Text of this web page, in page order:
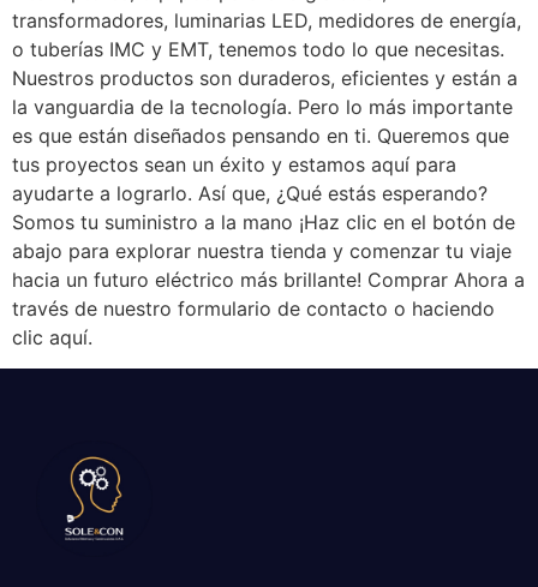
transformadores, luminarias LED, medidores de energía,
o tuberías IMC y EMT, tenemos todo lo que necesitas.
Nuestros productos son duraderos, eficientes y están a
la vanguardia de la tecnología. Pero lo más importante
es que están diseñados pensando en ti. Queremos que
tus proyectos sean un éxito y estamos aquí para
ayudarte a lograrlo. Así que, ¿Qué estás esperando?
Somos tu suministro a la mano ¡Haz clic en el botón de
abajo para explorar nuestra tienda y comenzar tu viaje
hacia un futuro eléctrico más brillante! Comprar Ahora a
través de nuestro formulario de contacto o haciendo
clic aquí.